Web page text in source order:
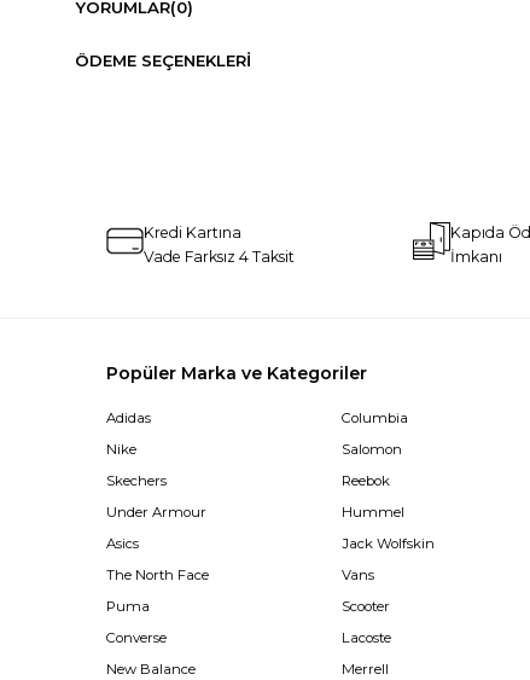
YORUMLAR(0)
ÖDEME SEÇENEKLERI
Kredi Kartına
Vade Farksız 4 Taksit
Kapıda
İmkanı
Popüler Marka ve Kategoriler
Adidas
Nike
Skechers
Under Armour
Asics
The North Face
Puma
Converse
New Balance
Columbia
Salomon
Reebok
Hummel
Jack Wolfskin
Vans
Scooter
Lacoste
Merrell